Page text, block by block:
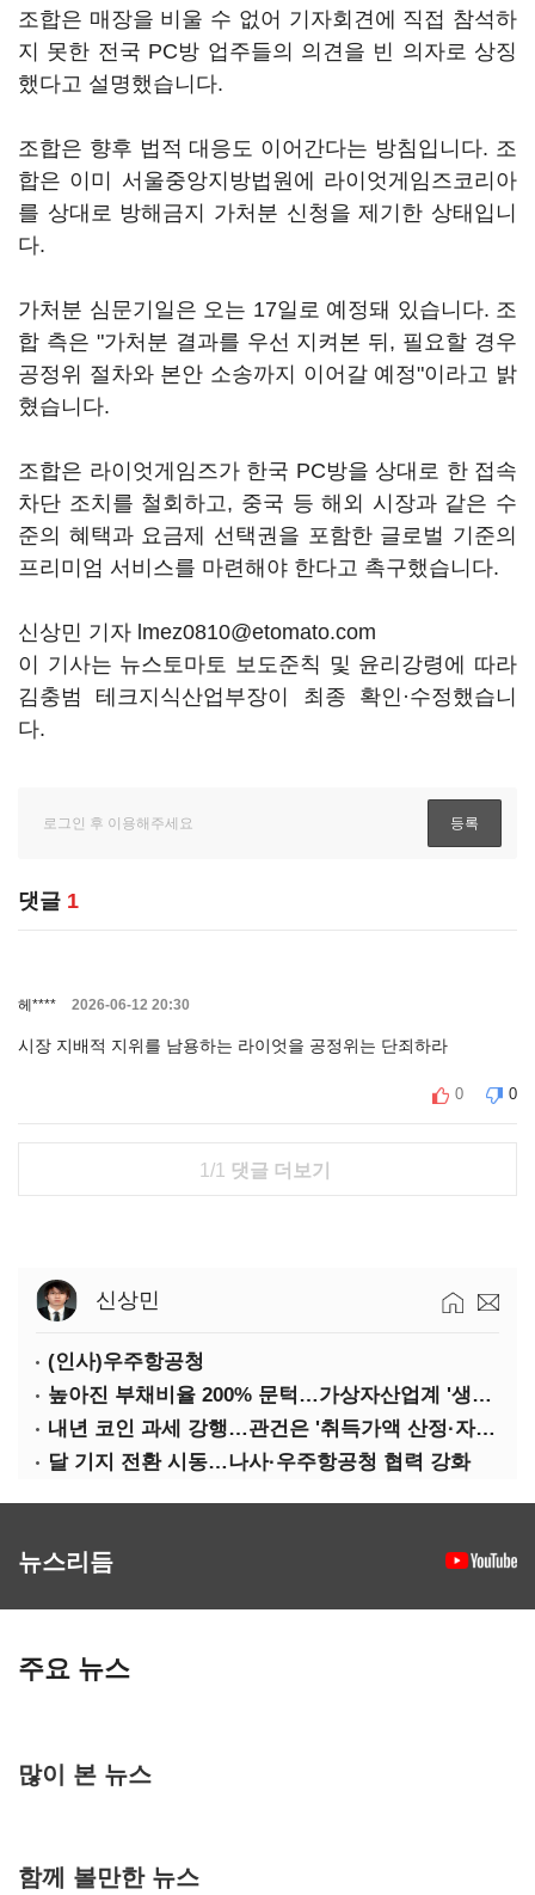
조합은 매장을 비울 수 없어 기자회견에 직접 참석하
지 못한 전국 PC방 업주들의 의견을 빈 의자로 상징
했다고 설명했습니다.
조합은 향후 법적 대응도 이어간다는 방침입니다. 조
합은 이미 서울중앙지방법원에 라이엇게임즈코리아
를 상대로 방해금지 가처분 신청을 제기한 상태입니
다.
가처분 심문기일은 오는 17일로 예정돼 있습니다. 조
합 측은 "가처분 결과를 우선 지켜본 뒤, 필요할 경우
공정위 절차와 본안 소송까지 이어갈 예정"이라고 밝
혔습니다.
조합은 라이엇게임즈가 한국 PC방을 상대로 한 접속
차단 조치를 철회하고, 중국 등 해외 시장과 같은 수
준의 혜택과 요금제 선택권을 포함한 글로벌 기준의
프리미엄 서비스를 마련해야 한다고 촉구했습니다.
신상민 기자 lmez0810@etomato.com
이 기사는 뉴스토마토 보도준칙 및 윤리강령에 따라
김충범 테크지식산업부장이 최종 확인·수정했습니
다.
댓글 1
헤**** 2026-06-12 20:30
시장 지배적 지위를 남용하는 라이엇을 공정위는 단죄하라
0 0
1/1 댓글 더보기
신상민
(인사)우주항공청
높아진 부채비율 200% 문턱…가상자산업계 '생존 시험대'
내년 코인 과세 강행…관건은 '취득가액 산정·자산 이동'
달 기지 전환 시동…나사·우주항공청 협력 강화
뉴스리듬
주요 뉴스
많이 본 뉴스
함께 볼만한 뉴스